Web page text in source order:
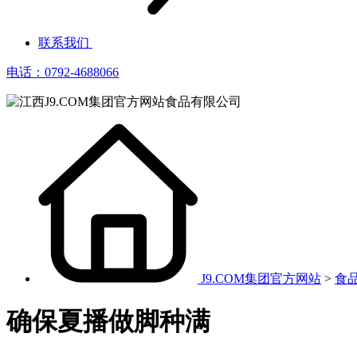
联系我们
电话：0792-4688066
J9.COM集团官方网站 > 食
确保夏播做脚种满